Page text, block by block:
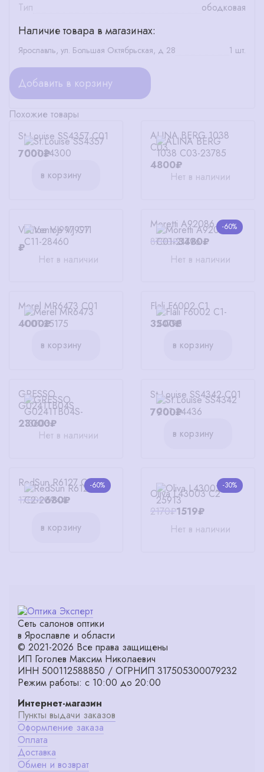
Тип
ободковая
Наличие товара в магазинах:
Ярославль, ул. Большая Октябрьская, д 28 1 шт.
Добавить в корзину
Похожие товары
St.Louise SS4357 C01
7000₽
в корзину
ALINA BERG 1038
C03
4800₽
Нет в наличии
Ventoe VJ997 C11
₽
Нет в наличии
-60%
Moretti A92086 C01
8700₽3480₽
Нет в наличии
Merel MR6473 C01
4000₽
в корзину
Flali F6002 C1
3500₽
в корзину
GRESSO
G0241TB04S
23000₽
Нет в наличии
St.Louise SS4342 C01
7900₽
в корзину
-60%
RedSun R6127 C2
1700₽680₽
в корзину
-30%
Oliva L43003 C2
2170₽1519₽
Нет в наличии
Сеть салонов оптики
в Ярославле и области
© 2021-2026 Все права защищены
ИП Гоголев Максим Николаевич
ИНН 500112588850 / ОГРНИП 317505300079232
Режим работы: с 10:00 до 20:00
Интернет-магазин
Пункты выдачи заказов
Оформление заказа
Оплата
Доставка
Обмен и возврат